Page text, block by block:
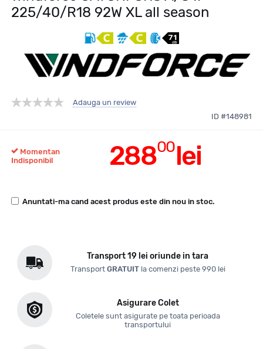
225/40/R18 92W XL all season
Adauga un review
ID #148981
28800lei
Momentan
Indisponibil
Anuntati-ma cand acest produs este din nou in stoc.
Transport 19 lei oriunde in tara
Transport GRATUITla comenzi peste 990 lei
Asigurare Colet
Coletele sunt asigurate pe toata perioada
transportului